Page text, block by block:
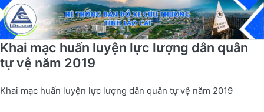
Khai mạc huấn luyện lực lượng dân quân
tự vệ năm 2019
Khai mạc huấn luyện lực lượng dân quân tự vệ năm 2019